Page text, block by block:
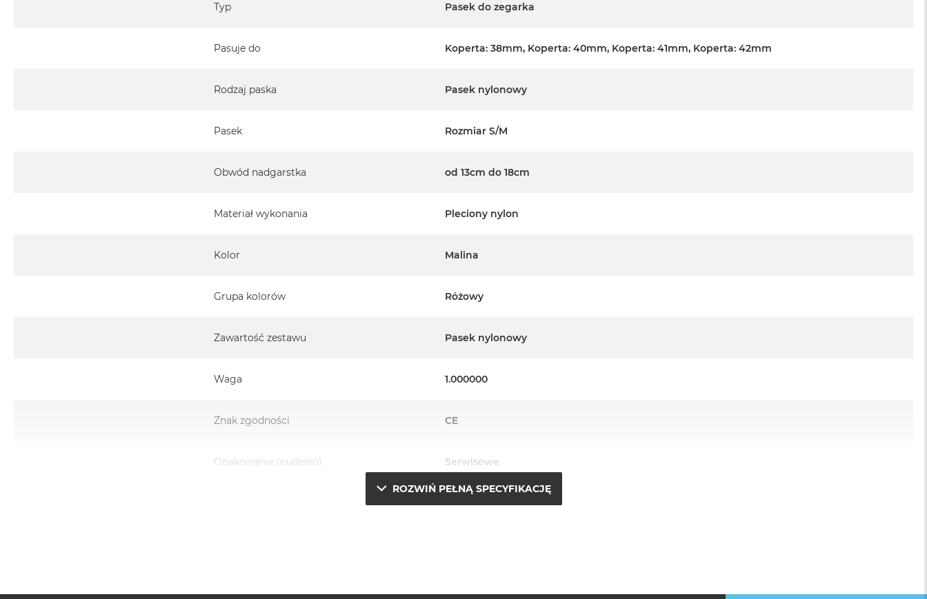
Typ Pasek do zegarka
Pasuje do Koperta: 38mm, Koperta: 40mm, Koperta: 41mm, Koperta: 42mm
Rodzaj paska Pasek nylonowy
Pasek Rozmiar S/M
Obwód nadgarstka od 13cm do 18cm
Materiał wykonania Pleciony nylon
Kolor Malina
Grupa kolorów Różowy
Zawartość zestawu Pasek nylonowy
Waga 1.000000
Znak zgodności CE
Opakowanie (pudełko) Serwisowe
ROZWIŃ PEŁNĄ SPECYFIKACJĘ